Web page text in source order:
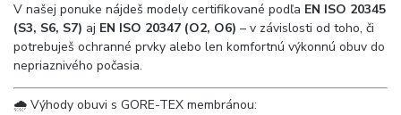
V našej ponuke nájdeš modely certifikované podľa EN ISO 20345
(S3, S6, S7) aj EN ISO 20347 (O2, O6) – v závislosti od toho, či
potrebuješ ochranné prvky alebo len komfortnú výkonnú obuv do
nepriaznivého počasia.
🌧️ Výhody obuvi s GORE-TEX membránou: